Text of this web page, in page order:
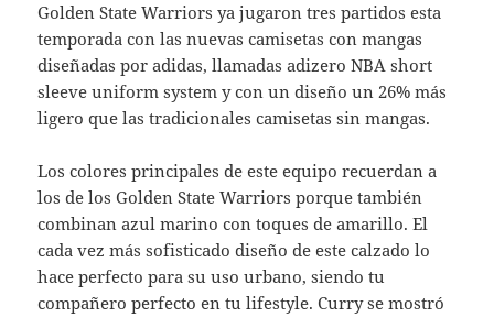
Golden State Warriors ya jugaron tres partidos esta
temporada con las nuevas camisetas con mangas
diseñadas por adidas, llamadas adizero NBA short
sleeve uniform system y con un diseño un 26% más
ligero que las tradicionales camisetas sin mangas.
Los colores principales de este equipo recuerdan a
los de los Golden State Warriors porque también
combinan azul marino con toques de amarillo. El
cada vez más sofisticado diseño de este calzado lo
hace perfecto para su uso urbano, siendo tu
compañero perfecto en tu lifestyle. Curry se mostró